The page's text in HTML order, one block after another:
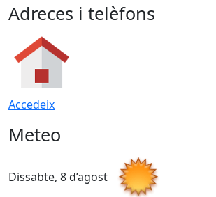
Adreces i telèfons
Accedeix
Meteo
Dissabte, 8 d’agost